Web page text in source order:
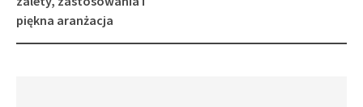
piękna aranżacja